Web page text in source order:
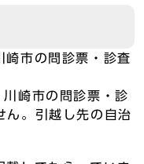
市の問診票・診査
崎市の問診票・診
ん。引越し先の自治